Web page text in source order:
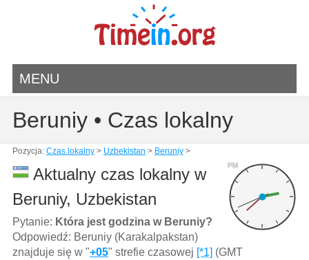
MENU
Beruniy • Czas lokalny
Pozycja: Czas lokalny> Uzbekistan > Beruniy>
PM
Aktualny czas lokalny w
Beruniy, Uzbekistan
Pytanie: Która jest godzina w Beruniy?
Odpowiedź: Beruniy (Karakalpakstan)
znajduje się w "+05" strefie czasowej [*1] (GMT